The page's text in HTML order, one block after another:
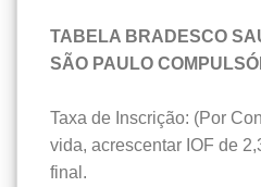
TABELA BRADESCO
SÃO PAULO
Taxa de Inscrição: (Por
vida, acrescentar IOF de
final.